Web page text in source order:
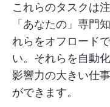
これらのタスクは
「あなたの」専門
れらをオフロード
い。それらを自動
影響力の大きい仕
ができます。